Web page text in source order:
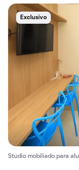
Exclusivo
Studio mobiliado para